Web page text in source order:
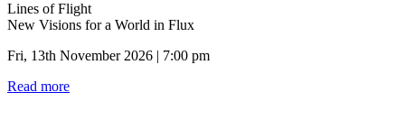
Lines of Flight
New Visions for a World in Flux
Fri, 13th November 2026 | 7:00 pm
Read more